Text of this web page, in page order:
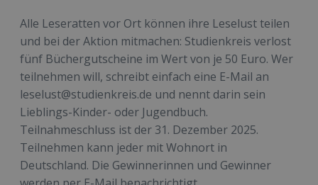
Alle Leseratten vor Ort können ihre Leselust teilen
und bei der Aktion mitmachen: Studienkreis verlost
fünf Büchergutscheine im Wert von je 50 Euro. Wer
teilnehmen will, schreibt einfach eine E-Mail an
leselust@studienkreis.de und nennt darin sein
Lieblings-Kinder- oder Jugendbuch.
Teilnahmeschluss ist der 31. Dezember 2025.
Teilnehmen kann jeder mit Wohnort in
Deutschland. Die Gewinnerinnen und Gewinner